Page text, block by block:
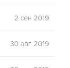
2 сен 2019
30 авг 2019